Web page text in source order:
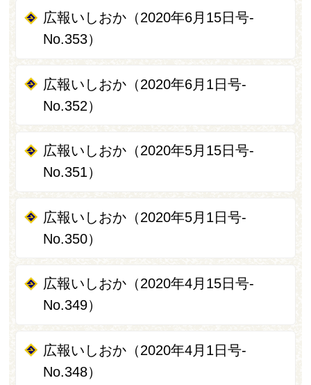
広報いしおか（2020年6月15日号-
No.353）
広報いしおか（2020年6月1日号-
No.352）
広報いしおか（2020年5月15日号-
No.351）
広報いしおか（2020年5月1日号-
No.350）
広報いしおか（2020年4月15日号-
No.349）
広報いしおか（2020年4月1日号-
No.348）